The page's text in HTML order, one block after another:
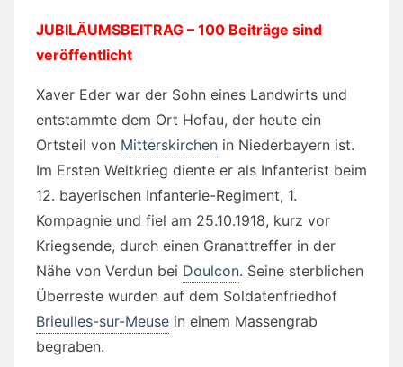
JUBILÄUMSBEITRAG – 100 Beiträge sind
veröffentlicht
Xaver Eder war der Sohn eines Landwirts und
entstammte dem Ort Hofau, der heute ein
Ortsteil von Mitterskirchen in Niederbayern ist.
Im Ersten Weltkrieg diente er als Infanterist beim
12. bayerischen Infanterie-Regiment, 1.
Kompagnie und fiel am 25.10.1918, kurz vor
Kriegsende, durch einen Granattreffer in der
Nähe von Verdun bei Doulcon. Seine sterblichen
Überreste wurden auf dem Soldatenfriedhof
Brieulles-sur-Meuse in einem Massengrab
begraben.